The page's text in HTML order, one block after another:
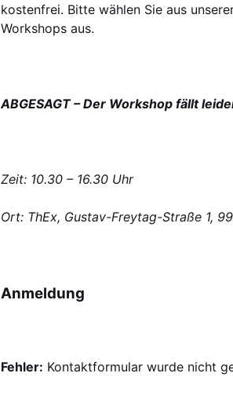
kostenfrei. Bitte wählen Sie aus
Workshops aus.
ABGESAGT – Der Workshop fällt
Zeit: 10.30 – 16.30 Uhr
Ort: ThEx, Gustav-Freytag-Straße 1,
Anmeldung
Fehler: Kontaktformular wurde nicht